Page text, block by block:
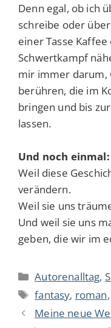
Denn egal, ob ich
schreibe oder
einer Tasse
Schwertkampf
mir immer darum,
berühren, die im
bringen und bis
lassen.
Und noch
Weil diese
verändern.
Weil sie uns
Und weil sie uns
geben, die wir im
K
a
e
Autorenalltag,
S
c
fantasy, roman,
Meine neue